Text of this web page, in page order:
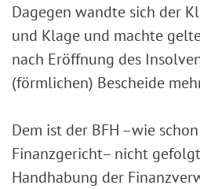
Dagegen wandte sich der
und Klage und machte
nach Eröffnung des
(förmlichen) Bescheide
Dem ist der BFH –wie
Finanzgericht– nicht
Handhabung der